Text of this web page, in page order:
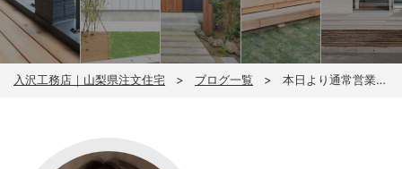
入沢工務店｜山梨県注文住宅 ブログ一覧 本日より通常営業です